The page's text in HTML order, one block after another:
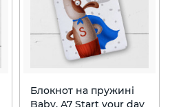
Блокнот на пружині
Baby, A7 Start your day